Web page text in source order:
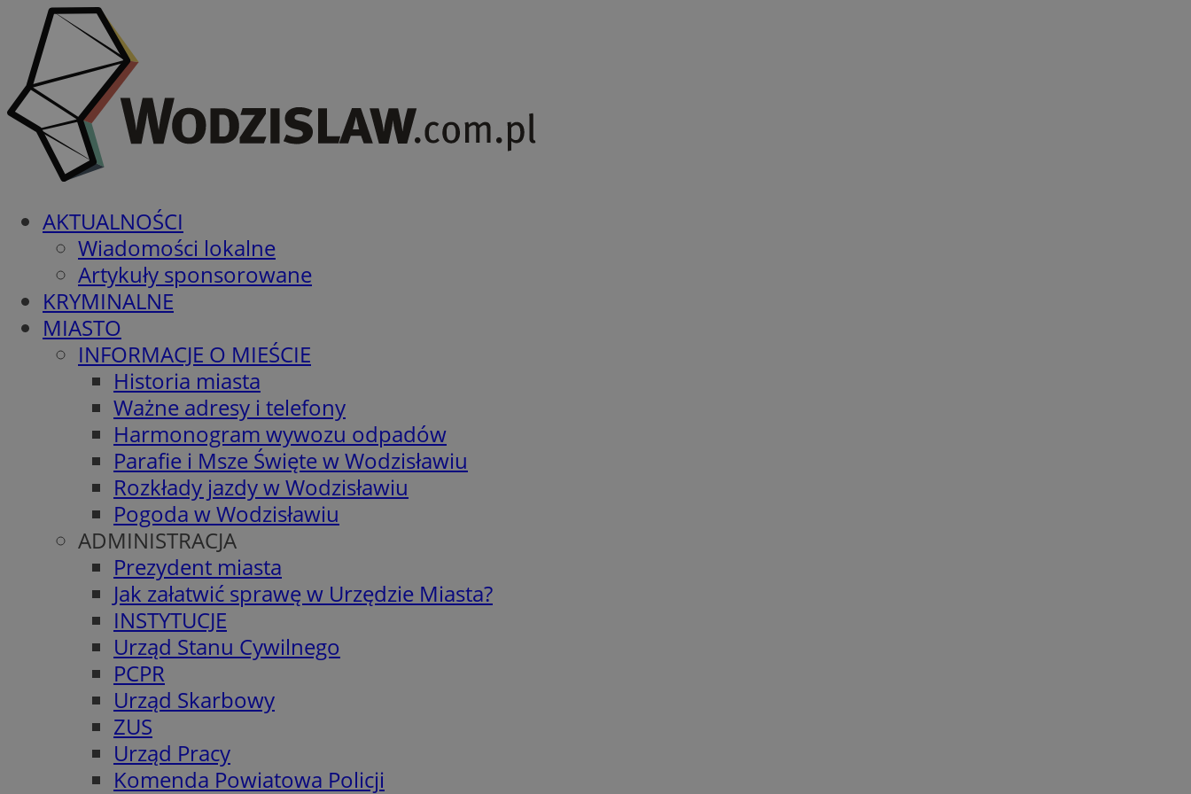
AKTUALNOŚCI
Wiadomości lokalne
Artykuły sponsorowane
KRYMINALNE
MIASTO
INFORMACJE O MIEŚCIE
Historia miasta
Ważne adresy i telefony
Harmonogram wywozu odpadów
Parafie i Msze Święte w Wodzisławiu
Rozkłady jazdy w Wodzisławiu
Pogoda w Wodzisławiu
ADMINISTRACJA
Prezydent miasta
Jak załatwić sprawę w Urzędzie Miasta?
INSTYTUCJE
Urząd Stanu Cywilnego
PCPR
Urząd Skarbowy
ZUS
Urząd Pracy
Komenda Powiatowa Policji